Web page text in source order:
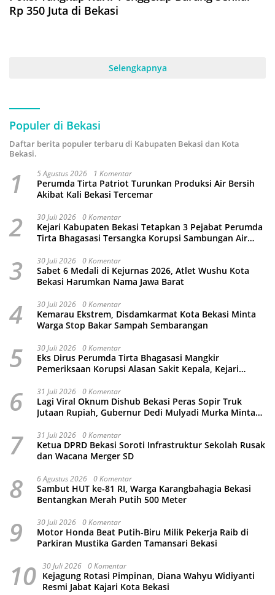
Rp 350 Juta di Bekasi
Selengkapnya
Populer di Bekasi
Daftar berita populer terbaru di Kabupaten Bekasi dan Kota
Bekasi.
1 5 Agustus 2026 1 Komentar
Perumda Tirta Patriot Turunkan Produksi Air Bersih
Akibat Kali Bekasi Tercemar
2 30 Juli 2026 0 Komentar
Kejari Kabupaten Bekasi Tetapkan 3 Pejabat Perumda
Tirta Bhagasasi Tersangka Korupsi Sambungan Air
3 30 Juli 2026 0 Komentar
Sabet 6 Medali di Kejurnas 2026, Atlet Wushu Kota
Bekasi Harumkan Nama Jawa Barat
4 30 Juli 2026 0 Komentar
Kemarau Ekstrem, Disdamkarmat Kota Bekasi Minta
Warga Stop Bakar Sampah Sembarangan
5 30 Juli 2026 0 Komentar
Eks Dirus Perumda Tirta Bhagasasi Mangkir
Pemeriksaan Korupsi Alasan Sakit Kepala, Kejari
6 31 Juli 2026 0 Komentar
Lagi Viral Oknum Dishub Bekasi Peras Sopir Truk
Jutaan Rupiah, Gubernur Dedi Mulyadi Murka Minta
7 31 Juli 2026 0 Komentar
Ketua DPRD Bekasi Soroti Infrastruktur Sekolah Rusak
dan Wacana Merger SD
8 6 Agustus 2026 0 Komentar
Sambut HUT ke-81 RI, Warga Karangbahagia Bekasi
Bentangkan Merah Putih 500 Meter
9 30 Juli 2026 0 Komentar
Motor Honda Beat Putih-Biru Milik Pekerja Raib di
Parkiran Mustika Garden Tamansari Bekasi
10 30 Juli 2026 0 Komentar
Kejagung Rotasi Pimpinan, Diana Wahyu Widiyanti
Resmi Jabat Kajari Kota Bekasi